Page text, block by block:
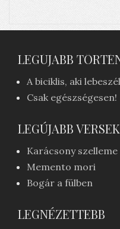
LEGÚJABB
A biciklis, aki
Csak egészségesen!
LEGÚJABB VERSEK
Karácsony szelleme
Memento mori
Bogár a fülben
LEGNÉZETTEBB